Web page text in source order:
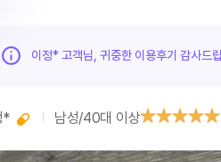
이정* 고객님, 귀중한 이용후기 감사드
* 남성/40대 이상